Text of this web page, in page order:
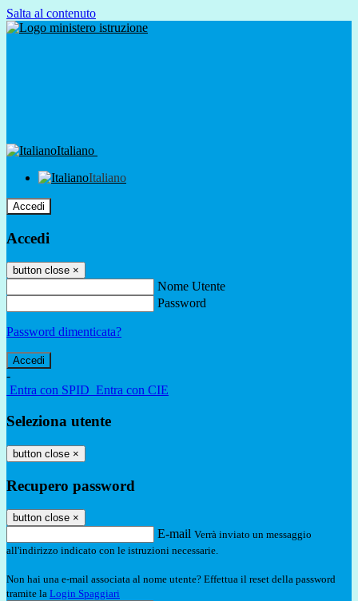
Salta al contenuto
Italiano
Italiano
Accedi
Accedi
button close ×
Nome Utente
Password
Password dimenticata?
-
Entra con SPID Entra con CIE
Seleziona utente
button close ×
Recupero password
button close ×
E-mail Verrà inviato un messaggio
all'indirizzo indicato con le istruzioni necessarie.
Non hai una e-mail associata al nome utente? Effettua il reset della password
tramite la Login Spaggiari